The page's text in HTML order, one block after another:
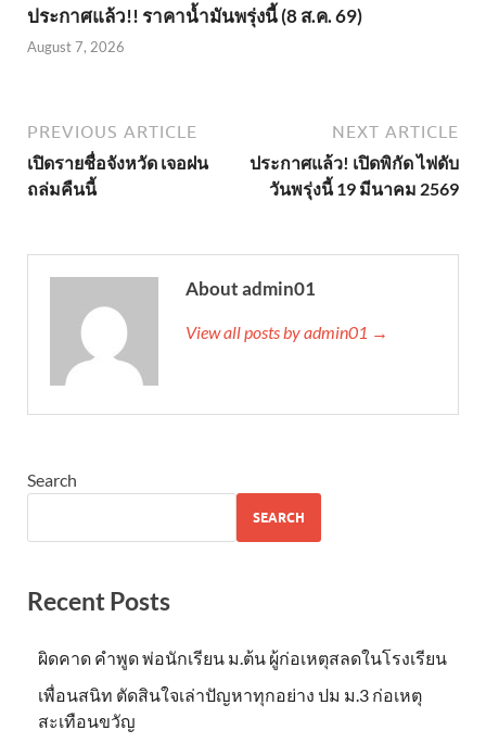
ประกาศแล้ว!! ราคาน้ำมันพรุ่งนี้ (8 ส.ค. 69)
August 7, 2026
PREVIOUS ARTICLE
เปิดรายชื่อจังหวัด เจอฝน
ถล่มคืนนี้
NEXT ARTICLE
ประกาศแล้ว! เปิดพิกัด ไฟดับ
วันพรุ่งนี้ 19 มีนาคม 2569
About admin01
View all posts by admin01 →
Search
SEARCH
Recent Posts
ผิดคาด คำพูด พ่อนักเรียน ม.ต้น ผู้ก่อเหตุสลดในโรงเรียน
เพื่อนสนิท ตัดสินใจเล่าปัญหาทุกอย่าง ปม ม.3 ก่อเหตุ
สะเทือนขวัญ